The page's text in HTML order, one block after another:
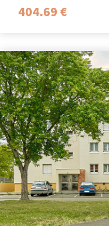
404.69 €